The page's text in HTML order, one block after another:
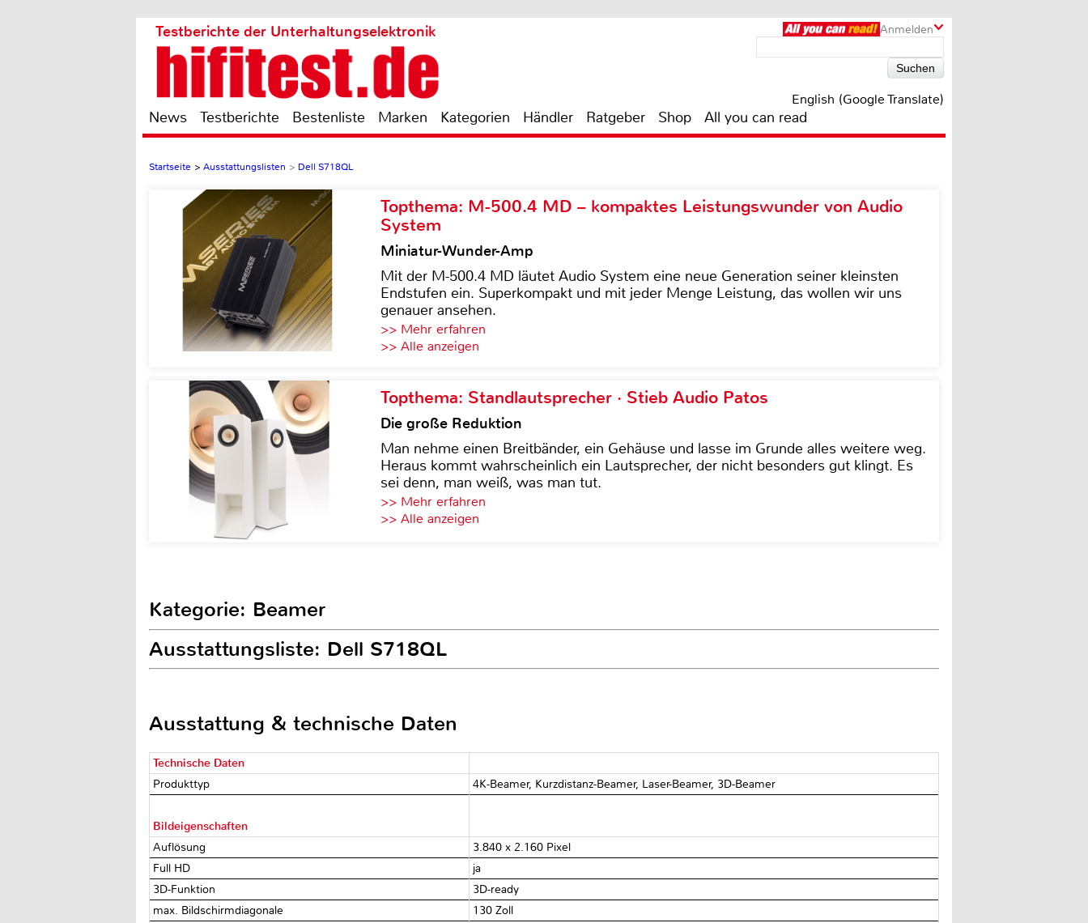
Anmelden
Testberichte der Unterhaltungselektronik
English (Google Translate)
News Testberichte Bestenliste Marken Kategorien Händler Ratgeber Shop All you can read
Startseite > Ausstattungslisten > Dell S718QL
Topthema: M-500.4 MD – kompaktes Leistungswunder von Audio
System
Miniatur-Wunder-Amp
Mit der M-500.4 MD läutet Audio System eine neue Generation seiner kleinsten
Endstufen ein. Superkompakt und mit jeder Menge Leistung, das wollen wir uns
genauer ansehen.
>> Mehr erfahren
>> Alle anzeigen
Topthema: Standlautsprecher · Stieb Audio Patos
Die große Reduktion
Man nehme einen Breitbänder, ein Gehäuse und lasse im Grunde alles weitere weg.
Heraus kommt wahrscheinlich ein Lautsprecher, der nicht besonders gut klingt. Es
sei denn, man weiß, was man tut.
>> Mehr erfahren
>> Alle anzeigen
Kategorie: Beamer
Ausstattungsliste: Dell S718QL
Ausstattung & technische Daten
Technische Daten
Produkttyp
4K-Beamer, Kurzdistanz-Beamer, Laser-Beamer, 3D-Beamer
Bildeigenschaften
Auflösung
3.840 x 2.160 Pixel
Full HD
ja
3D-Funktion
3D-ready
max. Bildschirmdiagonale
130 Zoll